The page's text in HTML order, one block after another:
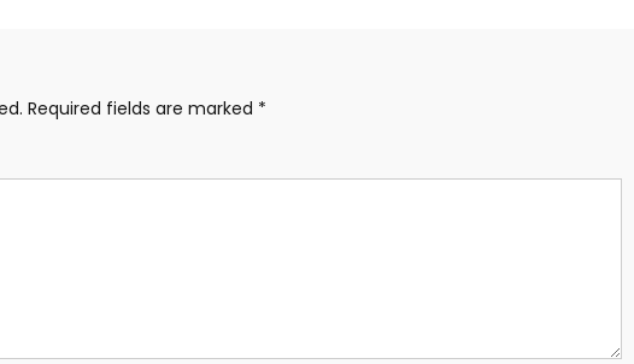
Required fields are marked *